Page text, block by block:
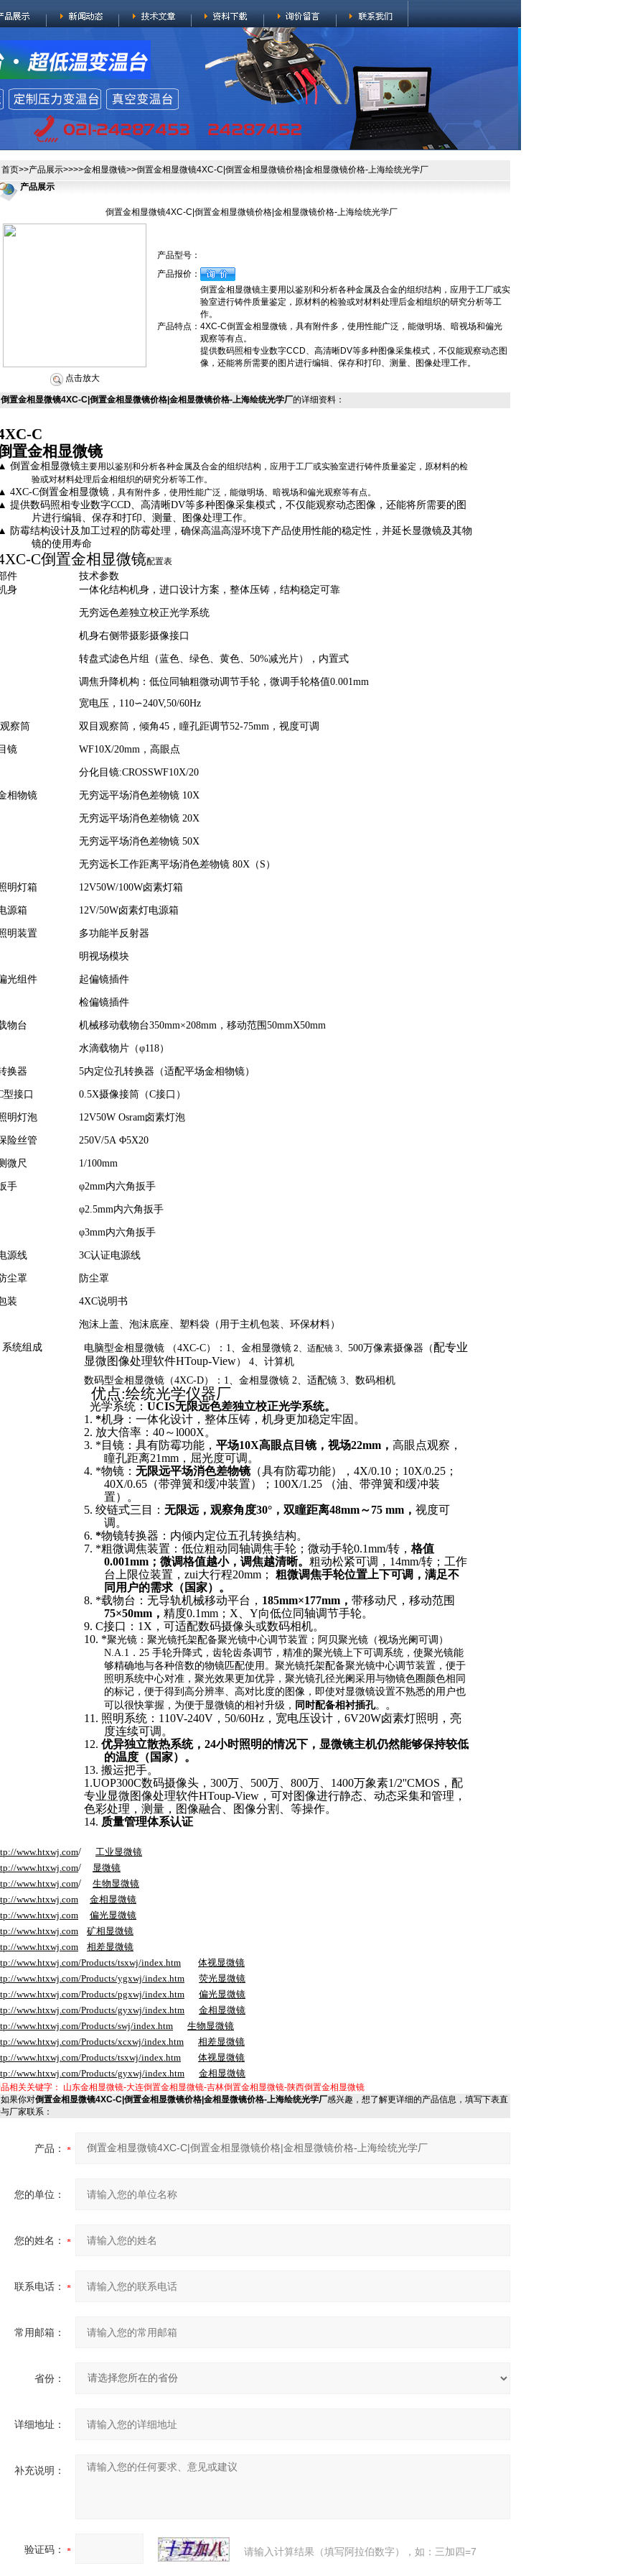
首页>>产品展示>>>>金相显微镜>>倒置金相显微镜4XC-C|倒置金相显微镜价格|金相显微镜价格-上海绘统光学厂
产品展示
倒置金相显微镜4XC-C|倒置金相显微镜价格|金相显微镜价格-上海绘统光学厂
点击放大
产品型号：
产品报价：
产品特点：
倒置金相显微镜主要用以鉴别和分析各种金属及合金的组织结构，应用于工厂或实
验室进行铸件质量鉴定，原材料的检验或对材料处理后金相组织的研究分析等工
作。
4XC-C倒置金相显微镜，具有附件多，使用性能广泛，能做明场、暗视场和偏光
观察等有点。
提供数码照相专业数字CCD、高清晰DV等多种图像采集模式，不仅能观察动态图
像，还能将所需要的图片进行编辑、保存和打印、测量、图像处理工作。
倒置金相显微镜4XC-C|倒置金相显微镜价格|金相显微镜价格-上海绘统光学厂的详细资料：
C
置金相显微镜
▲ 倒置金相显微镜主要用以鉴别和分析各种金属及合金的组织结构，应用于工厂或实验室进行铸件质量鉴定，原材料的检
验或对材料处理后金相组织的研究分析等工作。
▲ 4XC-C倒置金相显微镜，具有附件多，使用性能广泛，能做明场、暗视场和偏光观察等有点。
▲ 提供数码照相专业数字CCD、高清晰DV等多种图像采集模式，不仅能观察动态图像，还能将所需要的图
片进行编辑、保存和打印、测量、图像处理工作。
▲ 防霉结构设计及加工过程的防霉处理，确保高温高湿环境下产品使用性能的稳定性，并延长显微镜及其物
镜的使用寿命
C倒置金相显微镜配置表
件
技术参数
身
一体化结构机身， 进口设计方案， 整体压铸，结构稳定可靠
无穷远色差独立校正光学系统
机身右侧带摄影摄像接口
转盘式滤色片组 （蓝色、绿色、黄色、 50%减光片），内置式
调焦升降机构：低位同轴粗微动调节手轮，微调手轮格值0.001mm
宽电压， 110∽240V,50/60Hz
观察筒 双目观察筒，倾角45，瞳孔距调节52-75mm，视度可调
目镜 WF10X/20mm，高眼点
分化目镜:CROSSWF10X/20
相物镜 无穷远平场消色差物镜 10X
无穷远平场消色差物镜 20X
无穷远平场消色差物镜 50X
无穷远长工作距离平场消色差物镜 80X（S）
明灯箱 12V50W/100W卤素灯箱
源箱 12V/50W卤素灯电源箱
明装置 多功能半反射器
明视场模块
光组件 起偏镜插件
检偏镜插件
物台 机械移动载物台350mm×208mm，移动范围 50mmX50mm
水滴载物片（φ118）
换器 5内定位孔转换器 （适配平场金相物镜）
型接口 0.5X摄像接筒（C接口 ）
明灯泡 12V50W Osram卤素灯泡
险丝管 250V/5A Φ5X20
微尺 1/100mm
手 φ2mm内六角扳手
φ2.5mm内六角扳手
φ3mm内六角扳手
源线 3C认证电源线
尘罩 防尘罩
装 4XC说明书
泡沫上盖、泡沫底座、塑料袋（用于主机包装、环保材料）
系统组成 电脑型金相显微镜 （4XC-C） ： 1、 金相显微镜2、适配镜 3、 500万像素摄像器 （配专业
显微图像处理软件HToup-View） 4、计算机
数码型金相显微镜（4XC-D）： 1、金相显微镜2、适配镜3、数码相机
优点:绘统光学仪器厂
光学系统： UCIS无限远色差独立校正光学系统。
1. *机身：一体化设计，整体压铸，机身更加稳定牢固。
2. 放大倍率：40～l000X。
3. *目镜：具有防霉功能， 平场10X高眼点目镜，视场22mm， 高眼点观察，
瞳孔距离21mm，屈光度可调。
4. *物镜： 无限远平场消色差物镜（具有防霉功能），4X/0.10；10X/0.25；
40X/0.65（带弹簧和缓冲装置）；100X/1.25 （油、带弹簧和缓冲装
置）。
5. 绞链式三目： 无限远，观察角度30°，双瞳距离48mm～75 mm， 视度可
调。
6. *物镜转换器：内倾内定位五孔转换结构。
7. *粗微调焦装置：低位粗动同轴调焦手轮；微动手轮0.1mm/转， 格值
0.001mm；微调格值越小，调焦越清晰。 粗动松紧可调，14mm/转；工作
台上限位装置，zui大行程20mm； 粗微调焦手轮位置上下可调，满足不
同用户的需求（国家）。
8. *载物台：无导轨机械移动平台， 185mm×177mm， 带移动尺，移动范围
75×50mm， 精度0.1mm；X、Y向低位同轴调节手轮。
9. C接口：1X，可适配数码摄像头或数码相机。
10. *聚光镜：聚光镜托架配备聚光镜中心调节装置；阿贝聚光镜（视场光阑可调）
N.A.1．25 手轮升降式，齿轮齿条调节，精准的聚光镜上下可调系统，使聚光镜能
够精确地与各种倍数的物镜匹配使用。聚光镜托架配备聚光镜中心调节装置，便于
照明系统中心对准，聚光效果更加优异，聚光镜孔径光阑采用与物镜色圈颜色相同
的标记，便于得到高分辨率、高对比度的图像，即使对显微镜设置不熟悉的用户也
可以很快掌握，为便于显微镜的相衬升级， 同时配备相衬插孔。
。
11. 照明系统：110V-240V，50/60Hz，宽电压设计，6V20W卤素灯照明，亮
度连续可调。
12. 优异独立散热系统，24小时照明的情况下，显微镜主机仍然能够保持较低
的温度（国家）。
13. 搬运把手。
1.UOP300C数码摄像头， 300万、500万、800万、1400万象素1/2''CMOS，配
专业显微图像处理软件HToup-View，可对图像进行静态、动态采集和管理，
色彩处理，测量，图像融合、图像分割、 等操作。
14. 质量管理体系认证
www.htxwj.com/
工业显微镜
www.htxwj.com/
显微镜
www.htxwj.com/
生物显微镜
www.htxwj.com
金相显微镜
www.htxwj.com
偏光显微镜
www.htxwj.com
矿相显微镜
www.htxwj.com
相差显微镜
www.htxwj.com/Products/tsxwj/index.htm
体视显微镜
www.htxwj.com/Products/ygxwj/index.htm
荧光显微镜
www.htxwj.com/Products/pgxwj/index.htm
偏光显微镜
www.htxwj.com/Products/gyxwj/index.htm
金相显微镜
www.htxwj.com/Products/swj/index.htm
生物显微镜
www.htxwj.com/Products/xcxwj/index.htm
相差显微镜
www.htxwj.com/Products/tsxwj/index.htm
体视显微镜
www.htxwj.com/Products/gyxwj/index.htm
金相显微镜
相关关键字： 山东金相显微镜-大连倒置金相显微镜-吉林倒置金相显微镜-陕西倒置金相显微镜
果你对倒置金相显微镜4XC-C|倒置金相显微镜价格|金相显微镜价格-上海绘统光学厂感兴趣，想了解更详细的产品信息，填写下表直
厂家联系：
产品：
您的单位：
您的姓名：
联系电话：
常用邮箱：
省份：
详细地址：
补充说明：
验证码： 请输入计算结果（填写阿拉伯数字），如：三加四=7